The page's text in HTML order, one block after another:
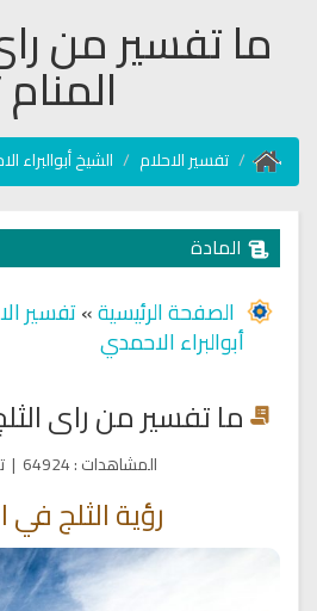
ما تفسير من
تفسير الاحلام الشيخ أبوالبراء
المادة
الصفحة الرئيسية»تفسير
أبوالبراء الاحمدي
ما تفسير من راى
المشاهدات:
64924
|
رؤية الثلج في